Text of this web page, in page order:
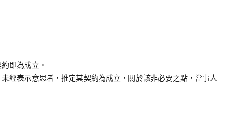
即為成立。
經表示意思者，推定其契約為成立，關於該非必要之點，當事人